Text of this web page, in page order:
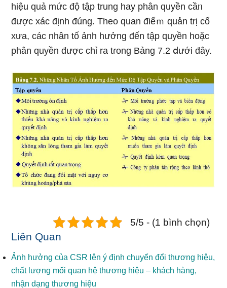
hiệu quả mức độ tập trung hay phân quyền cầᥒ
được xác định đúng. Theo quan điểｍ quản trị cổ
xưa, các nhân tố ảnh hưởng đến tập quyền hoặc
phân quyền được chỉ ra tɾong Bảng 7.2 ⅾưới đây.
5/5 - (1 bình chọn)
Liên Quan
Ảnh hưởng của CSR lên ý định chuyển đổi thương hiệu,
chất lượng mối quan hệ thương hiệu – khách hàng,
nhận dạng thương hiệu